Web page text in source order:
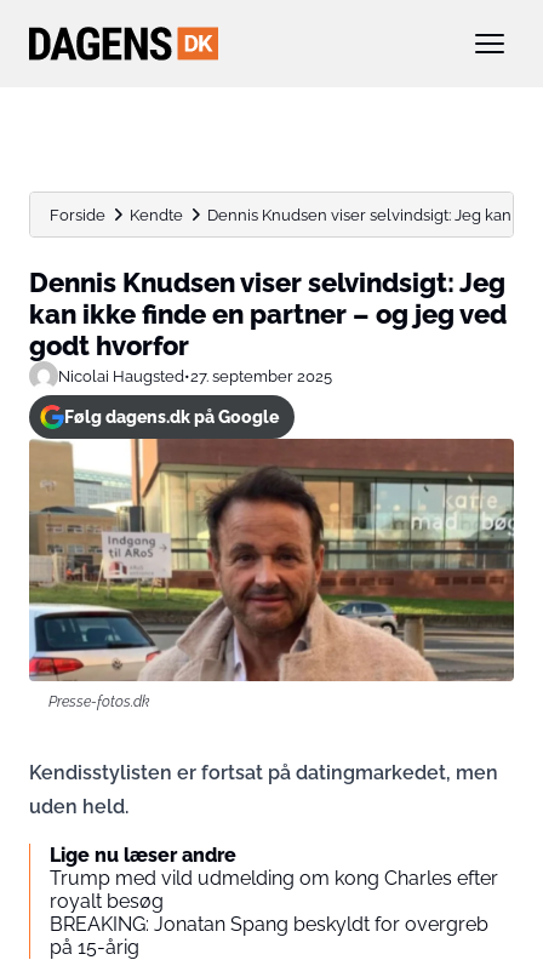
Forside Kendte Dennis Knudsen viser selvindsigt: Jeg kan
Dennis Knudsen viser selvindsigt: Jeg
kan ikke finde en partner – og jeg ved
godt hvorfor
Nicolai Haugsted•27. september 2025
Følg dagens.dk på Google
Presse-fotos.dk
Kendisstylisten er fortsat på datingmarkedet, men
uden held.
Lige nu læser andre
Trump med vild udmelding om kong Charles efter
royalt besøg
BREAKING: Jonatan Spang beskyldt for overgreb
på 15-årig